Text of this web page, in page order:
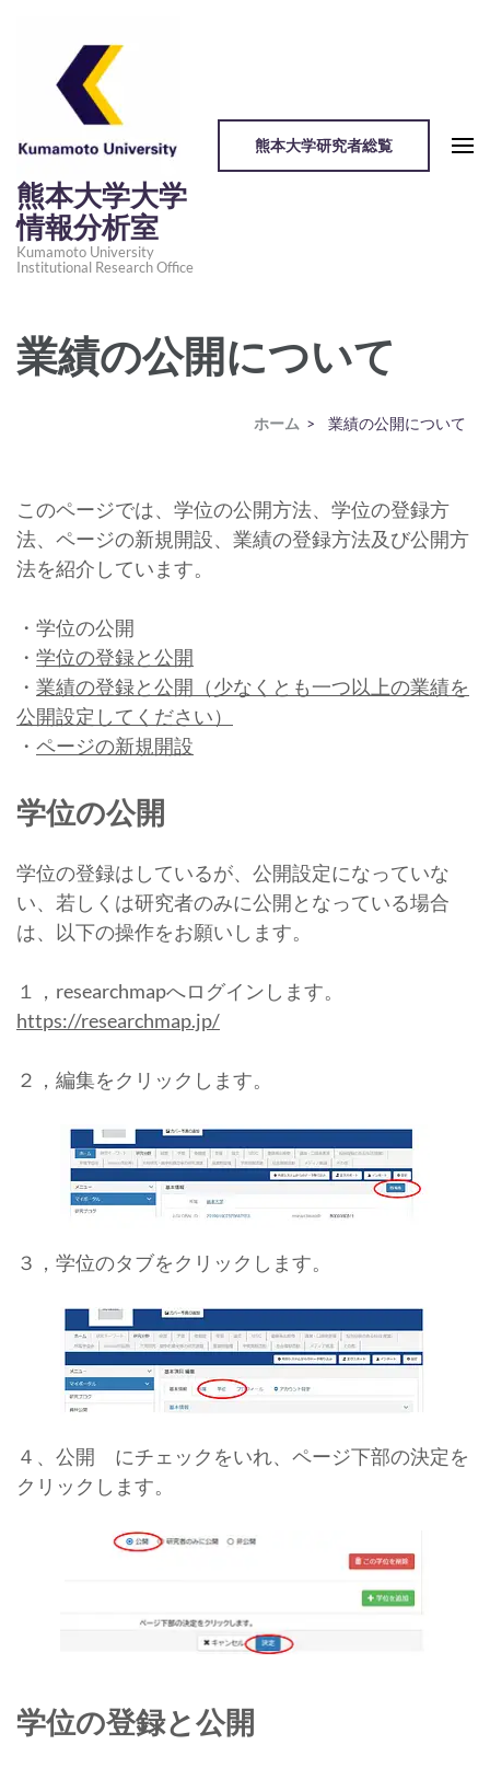
ス
キ
ッ
プ
を
押
熊本大学大学
情報分析室
Kumamoto University
Institutional Research Office
熊本大学研究者総覧
業績の公開について
ホーム > 業績の公開について
このページでは、学位の公開方法、学位の登録方
法、ページの新規開設、業績の登録方法及び公開方
法を紹介しています。
・学位の公開
・ 学位の登録と公開
・ 業績の登録と公開（少なくとも一つ以上の業績を
公開設定してください）
・ ページの新規開設
学位の公開
学位の登録はしているが、公開設定になっていな
い、若しくは研究者のみに公開となっている場合
は、以下の操作をお願いします。
１，researchmapへログインします。
https://researchmap.jp/
２，編集をクリックします。
３，学位のタブをクリックします。
４、公開 にチェックをいれ、ページ下部の決定を
クリックします。
学位の登録と公開